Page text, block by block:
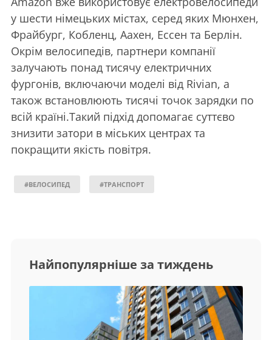
у шести німецьких містах, серед яких Мюнхен,
Фрайбург, Кобленц, Аахен, Ессен та Берлін.
Окрім велосипедів, партнери компанії
залучають понад тисячу електричних
фургонів, включаючи моделі від Rivian, а
також встановлюють тисячі точок зарядки по
всій країні.Такий підхід допомагає суттєво
знизити затори в міських центрах та
покращити якість повітря.
#ВЕЛОСИПЕД #ТРАНСПОРТ
Найпопулярніше за тиждень